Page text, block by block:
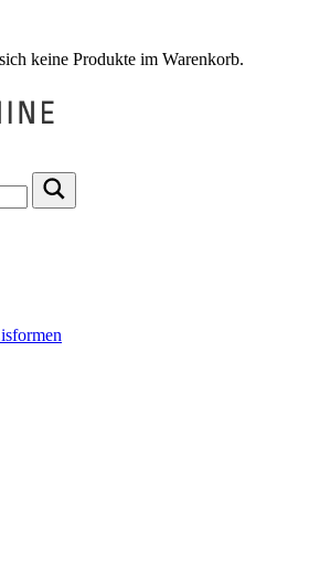
keine Produkte im Warenkorb.